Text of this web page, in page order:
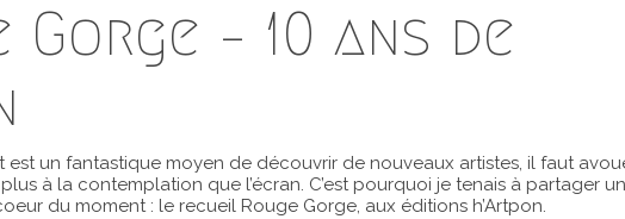
Gorge – 10 ans de
est un fantastique moyen de découvrir de nouveaux artistes, il faut
à la contemplation que l’écran. C’est pourquoi je tenais à partager
du moment : le recueil Rouge Gorge, aux éditions h’Artpon.